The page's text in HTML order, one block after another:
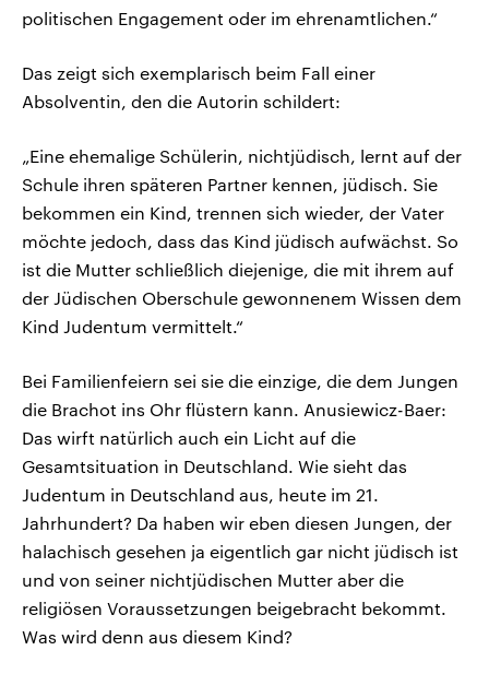
politischen Engagement oder im ehrenamtlichen.“
Das zeigt sich exemplarisch beim Fall einer
Absolventin, den die Autorin schildert:
„Eine ehemalige Schülerin, nichtjüdisch, lernt auf der
Schule ihren späteren Partner kennen, jüdisch. Sie
bekommen ein Kind, trennen sich wieder, der Vater
möchte jedoch, dass das Kind jüdisch aufwächst. So
ist die Mutter schließlich diejenige, die mit ihrem auf
der Jüdischen Oberschule gewonnenem Wissen dem
Kind Judentum vermittelt.“
Bei Familienfeiern sei sie die einzige, die dem Jungen
die Brachot ins Ohr flüstern kann. Anusiewicz-Baer:
Das wirft natürlich auch ein Licht auf die
Gesamtsituation in Deutschland. Wie sieht das
Judentum in Deutschland aus, heute im 21.
Jahrhundert? Da haben wir eben diesen Jungen, der
halachisch gesehen ja eigentlich gar nicht jüdisch ist
und von seiner nichtjüdischen Mutter aber die
religiösen Voraussetzungen beigebracht bekommt.
Was wird denn aus diesem Kind?